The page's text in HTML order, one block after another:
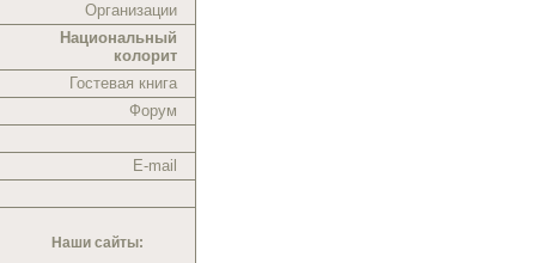
Организации
Национальный
колорит
Гостевая книга
Форум
E-mail
Наши сайты: